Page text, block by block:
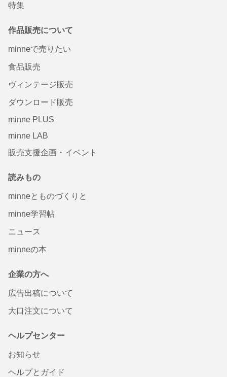
特集
作品販売について
minneで売りたい
食品販売
ヴィンテージ販売
ダウンロード販売
minne PLUS
minne LAB
販売支援企画・イベント
読みもの
minneとものづくりと
minne学習帖
ニュース
minneの本
企業の方へ
広告出稿について
大口注文について
ヘルプセンター
お知らせ
ヘルプとガイド